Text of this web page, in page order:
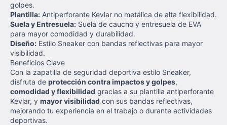
golpes.
Plantilla: Antiperforante Kevlar no metálica de alta flexibilidad.
Suela y Entresuela: Suela de caucho y entresuela de EVA
para mayor comodidad y durabilidad.
Diseño: Estilo Sneaker con bandas reflectivas para mayor
visibilidad.
Beneficios Clave
Con la zapatilla de seguridad deportiva estilo Sneaker,
disfruta de protección contra impactos y golpes,
comodidad y flexibilidad gracias a su plantilla antiperforante
Kevlar, y mayor visibilidad con sus bandas reflectivas,
mejorando tu experiencia en el trabajo o durante actividades
deportivas.